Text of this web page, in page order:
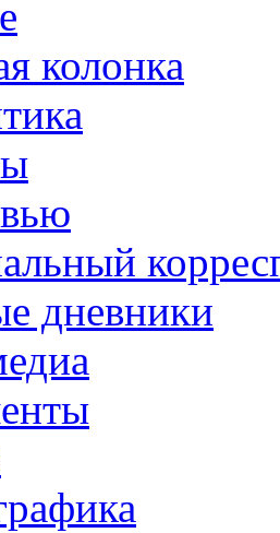
колонка
дневники